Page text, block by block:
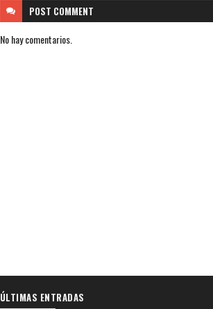
POST COMMENT
No hay comentarios.
ÚLTIMAS ENTRADAS